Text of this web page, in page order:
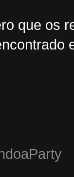
que os